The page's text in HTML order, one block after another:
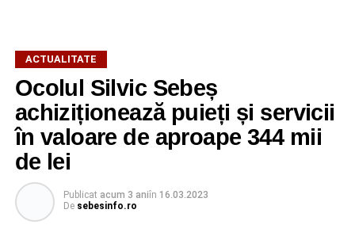
ACTUALITATE
Ocolul Silvic Sebeș
achiziționează puieți și servicii
în valoare de aproape 344 mii
de lei
Publicat acum 3 aniîn 16.03.2023
De sebesinfo.ro